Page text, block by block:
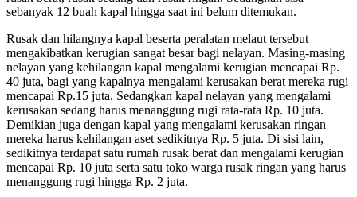
sebanyak 12 buah kapal hingga saat ini belum ditemukan.
Rusak dan hilangnya kapal beserta peralatan melaut tersebut
mengakibatkan kerugian sangat besar bagi nelayan. Masing-masing
nelayan yang kehilangan kapal mengalami kerugian mencapai Rp.
40 juta, bagi yang kapalnya mengalami kerusakan berat mereka rugi
mencapai Rp.15 juta. Sedangkan kapal nelayan yang mengalami
kerusakan sedang harus menanggung rugi rata-rata Rp. 10 juta.
Demikian juga dengan kapal yang mengalami kerusakan ringan
mereka harus kehilangan aset sedikitnya Rp. 5 juta. Di sisi lain,
sedikitnya terdapat satu rumah rusak berat dan mengalami kerugian
mencapai Rp. 10 juta serta satu toko warga rusak ringan yang harus
menanggung rugi hingga Rp. 2 juta.